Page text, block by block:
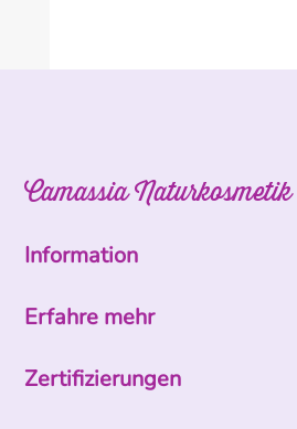
Camassia Naturkosmetik
Information
Erfahre mehr
Zertifizierungen